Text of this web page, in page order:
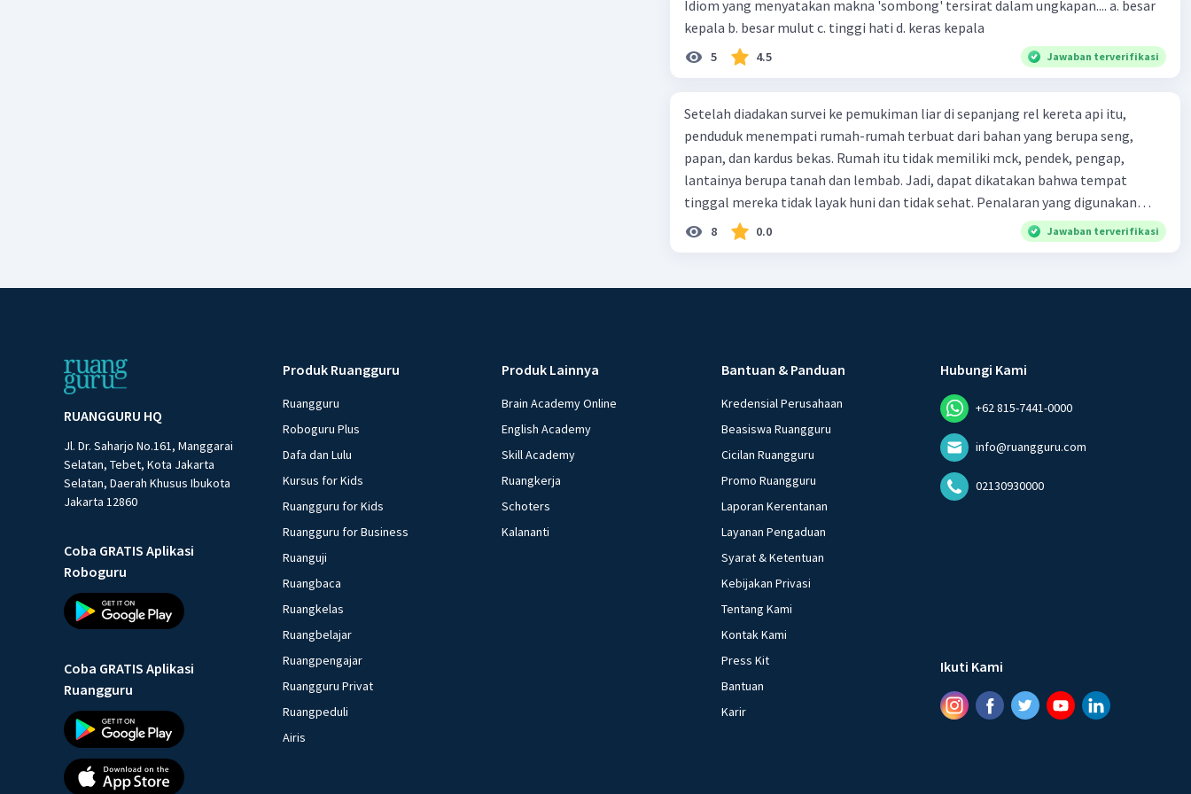
(2) E. (5)-(1)-(3)-(4)-(2)
Idiom yang menyatakan makna 'sombong' tersirat dalam ungkapan.... a. besar
kepala b. besar mulut c. tinggi hati d. keras kepala
5 4.5 Jawaban terverifikasi
Setelah diadakan survei ke pemukiman liar di sepanjang rel kereta api itu,
penduduk menempati rumah-rumah terbuat dari bahan yang berupa seng,
papan, dan kardus bekas. Rumah itu tidak memiliki mck, pendek, pengap,
lantainya berupa tanah dan lembab. Jadi, dapat dikatakan bahwa tempat
tinggal mereka tidak layak huni dan tidak sehat. Penalaran yang digunakan
dalam paragraf tersebut adalah . . . .
8 0.0 Jawaban terverifikasi
RUANGGURU HQ
Jl. Dr. Saharjo No.161, Manggarai
Selatan, Tebet, Kota Jakarta
Selatan, Daerah Khusus Ibukota
Jakarta 12860
Coba GRATIS Aplikasi
Roboguru
Coba GRATIS Aplikasi
Ruangguru
Produk Ruangguru
Ruangguru
Roboguru Plus
Dafa dan Lulu
Kursus for Kids
Ruangguru for Kids
Ruangguru for Business
Ruanguji
Ruangbaca
Ruangkelas
Ruangbelajar
Ruangpengajar
Ruangguru Privat
Ruangpeduli
Airis
Produk Lainnya
Brain Academy Online
English Academy
Skill Academy
Ruangkerja
Schoters
Kalananti
Bantuan & Panduan
Kredensial Perusahaan
Beasiswa Ruangguru
Cicilan Ruangguru
Promo Ruangguru
Laporan Kerentanan
Layanan Pengaduan
Syarat & Ketentuan
Kebijakan Privasi
Tentang Kami
Kontak Kami
Press Kit
Bantuan
Karir
Hubungi Kami
+62 815-7441-0000
info@ruangguru.com
02130930000
Ikuti Kami